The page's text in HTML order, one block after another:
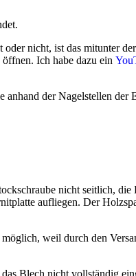
nicht, ist das mitunter
Ich habe dazu ein
anhand der Nagelstellen der
nicht seitlich, die
aufliegen. Der
weil durch den
Blech nicht vollständig